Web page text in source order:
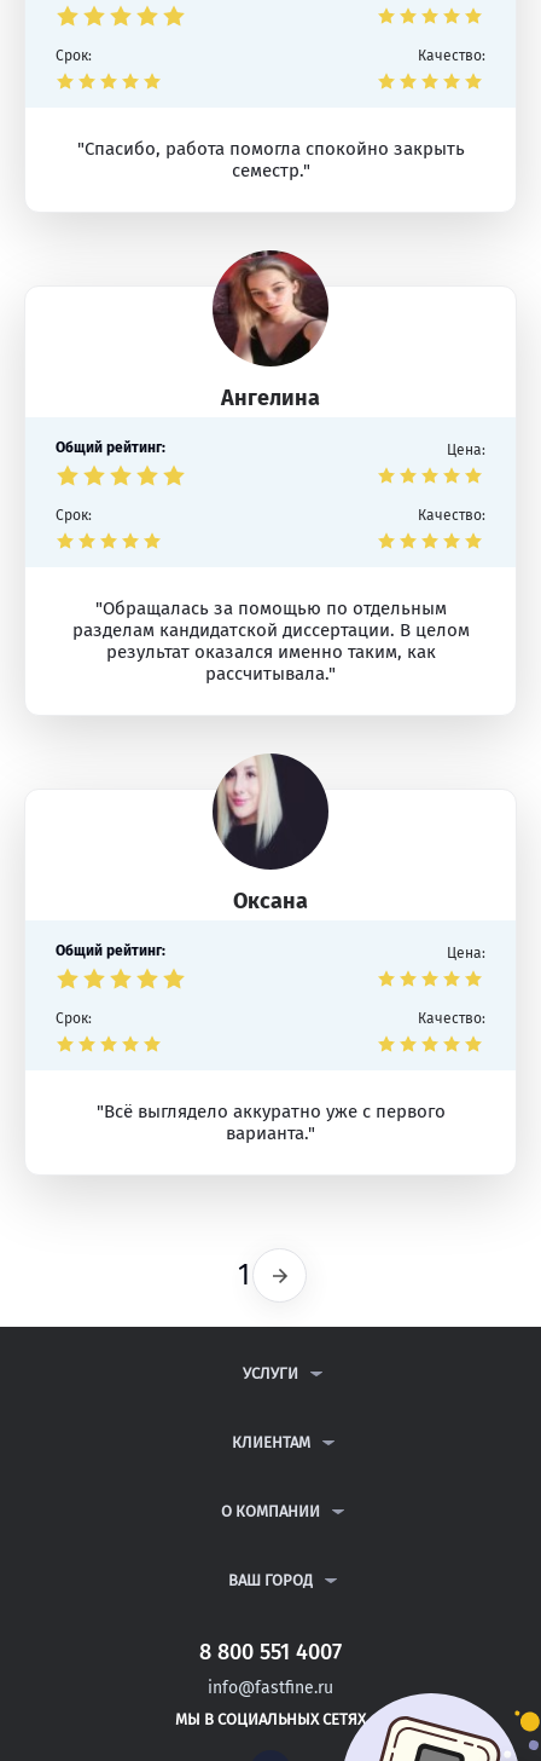
Срок: Качество:
"Спасибо, работа помогла спокойно закрыть
семестр."
Ангелина
Общий рейтинг: Цена:
Срок: Качество:
"Обращалась за помощью по отдельным
разделам кандидатской диссертации. В целом
результат оказался именно таким, как
рассчитывала."
Оксана
Общий рейтинг: Цена:
Срок: Качество:
"Всё выглядело аккуратно уже с первого
варианта."
1 Следующая
УСЛУГИ
ДИПЛОМНЫЕ РАБОТЫ
РЕФЕРАТЫ
КЛИЕНТАМ
ВОПРОСЫ И ОТВЕТЫ
ПОЛИТИКА КОНФИДЕНЦИАЛЬНОСТИ
О КОМПАНИИ
КОНТАКТЫ
ВАШ ГОРОД
САНКТ-ПЕТЕРБУРГ
КЛИН
ПУШКИН
8 800 551 4007
info@fastfine.ru
МЫ В СОЦИАЛЬНЫХ СЕТЯХ